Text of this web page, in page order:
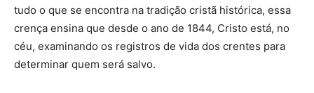
tudo o que se encontra na tradição cristã histórica, essa
crença ensina que desde o ano de 1844, Cristo está, no
céu, examinando os registros de vida dos crentes para
determinar quem será salvo.